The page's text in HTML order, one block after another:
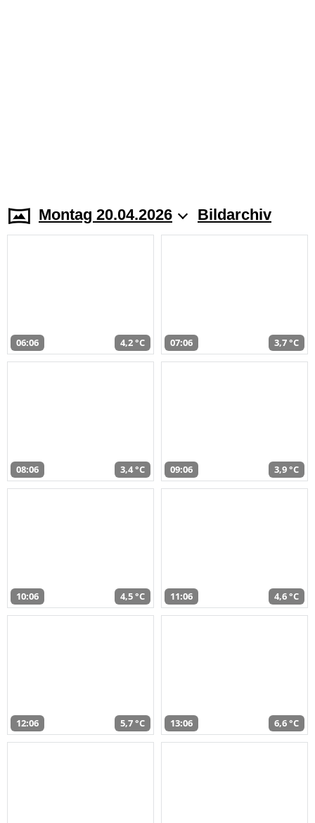
Montag 20.04.2026 Bildarchiv
06:06 4,2 °C 07:06 3,7 °C
08:06 3,4 °C 09:06 3,9 °C
10:06 4,5 °C 11:06 4,6 °C
12:06 5,7 °C 13:06 6,6 °C